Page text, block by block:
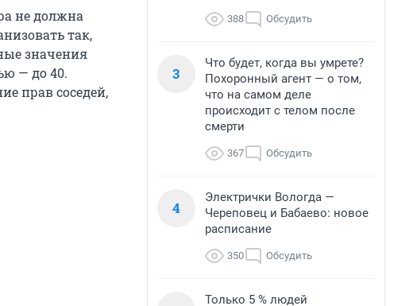
не должна
так,
значения
— до 40.
прав соседей,
388 Обсудить
3
Что будет, когда вы умрете?
Похоронный агент — о том,
что на самом деле
происходит с телом после
смерти
367 Обсудить
4
Электрички Вологда —
Череповец и Бабаево: новое
расписание
350 Обсудить
Только 5 % людей